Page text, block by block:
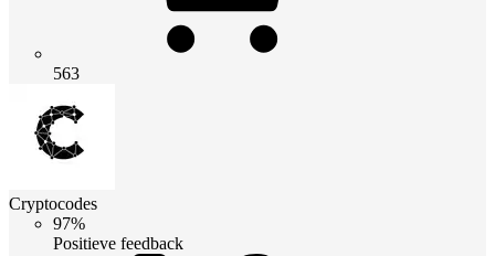
563
Cryptocodes
97%
Positieve feedback